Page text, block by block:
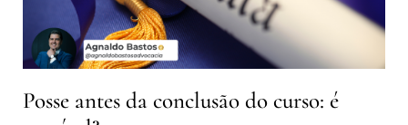
Posse antes da conclusão do curso: é